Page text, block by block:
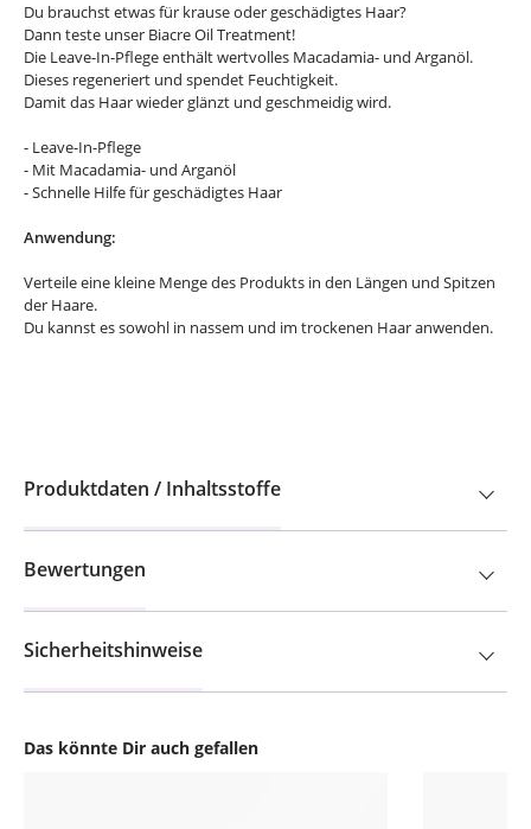
Das könnte Dir auch gefallen
Du brauchst etwas für krause oder geschädigtes Haar?
Dann teste unser Biacre Oil Treatment!
Die Leave-In-Pflege enthält wertvolles Macadamia- und Arganöl.
Dieses regeneriert und spendet Feuchtigkeit.
Damit das Haar wieder glänzt und geschmeidig wird.
- Leave-In-Pflege
- Mit Macadamia- und Arganöl
- Schnelle Hilfe für geschädigtes Haar
Anwendung:
Verteile eine kleine Menge des Produkts in den Längen und Spitzen
der Haare.
Du kannst es sowohl in nassem und im trockenen Haar anwenden.
Produktdaten / Inhaltsstoffe
Bewertungen
Sicherheitshinweise